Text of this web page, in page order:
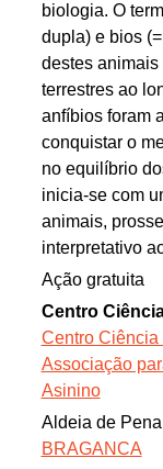
biologia. O
dupla) e bios
destes
terrestres ao
anfíbios foram
conquistar o
no equilíbrio
inicia-se com
animais,
interpretativo
Ação gratuita
Centro
Centro Ciência
Associação
Asinino
Aldeia de
BRAGANCA